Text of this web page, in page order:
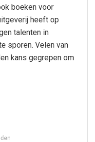
boeken voor
heeft op
talenten in
sporen. Velen van
kans gegrepen om